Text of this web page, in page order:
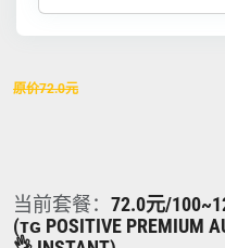
原价72.0元
当前套餐： 72.0元/
(ᴛɢ POSITIVE PREMIUM